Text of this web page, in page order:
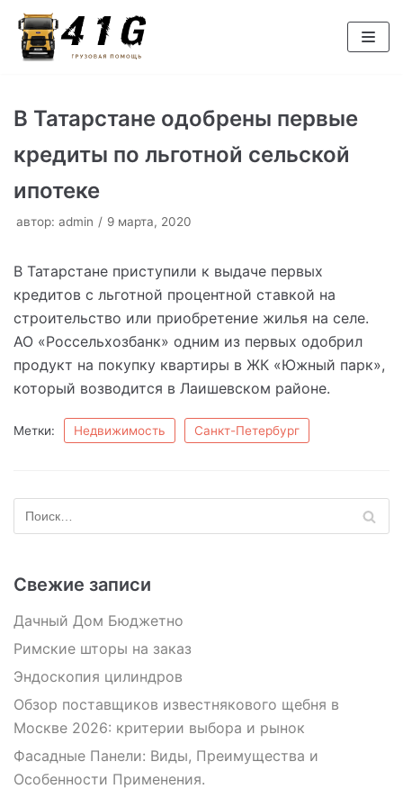
Перейти
к
В Татарстане одобрены первые
кредиты по льготной сельской
ипотеке
автор: admin 9 марта, 2020
В Татарстане приступили к выдаче первых
кредитов с льготной процентной ставкой на
строительство или приобретение жилья на селе.
АО «Россельхозбанк» одним из первых одобрил
продукт на покупку квартиры в ЖК «Южный парк»,
который возводится в Лаишевском районе.
Метки: Недвижимость Санкт-Петербург
Свежие записи
Дачный Дом Бюджетно
Римские шторы на заказ
Эндоскопия цилиндров
Обзор поставщиков известнякового щебня в
Москве 2026: критерии выбора и рынок
Фасадные Панели: Виды, Преимущества и
Особенности Применения.